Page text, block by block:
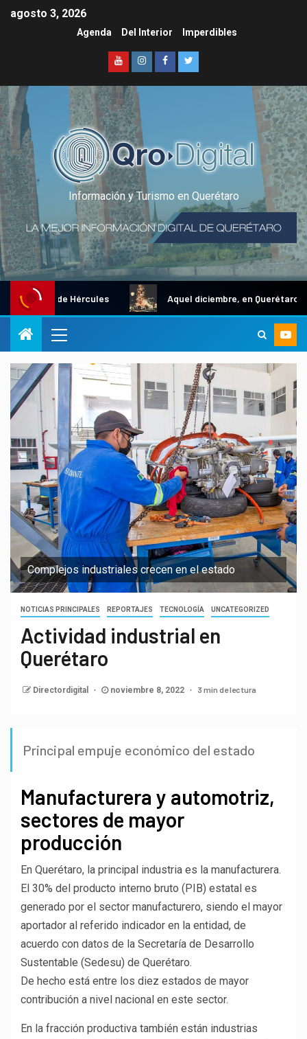
agosto 3, 2026
Agenda Del Interior Imperdibles
Información y Turismo en Querétaro
Gallo de Hércules Aquel diciembre, en Querétaro
Complejos industriales crecen en el estado
NOTICIAS PRINCIPALES REPORTAJES TECNOLOGÍA UNCATEGORIZED
Actividad industrial en
Querétaro
Directordigital noviembre 8, 2022 3 min de lectura
Principal empuje económico del estado
Manufacturera y automotriz,
sectores de mayor
producción
En Querétaro, la principal industria es la manufacturera.
El 30% del producto interno bruto (PIB) estatal es
generado por el sector manufacturero, siendo el mayor
aportador al referido indicador en la entidad, de
acuerdo con datos de la Secretaría de Desarrollo
Sustentable (Sedesu) de Querétaro.
De hecho está entre los diez estados de mayor
contribución a nivel nacional en este sector.
En la fracción productiva también están industrias